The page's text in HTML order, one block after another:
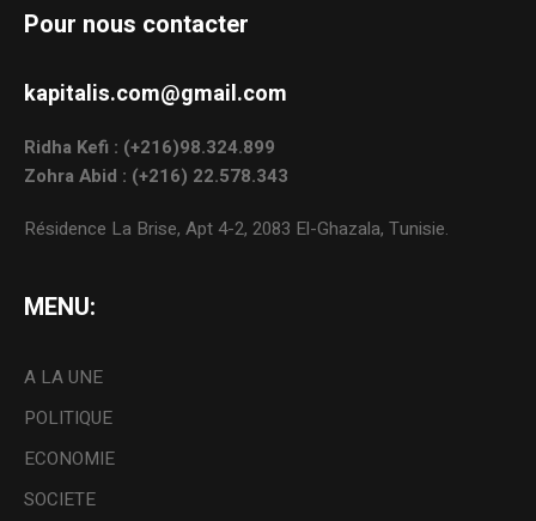
Pour nous contacter
kapitalis.com@gmail.com
Ridha Kefi : (+216)98.324.899
Zohra Abid : (+216) 22.578.343
Résidence La Brise, Apt 4-2, 2083 El-Ghazala, Tunisie.
MENU:
A LA UNE
POLITIQUE
ECONOMIE
SOCIETE